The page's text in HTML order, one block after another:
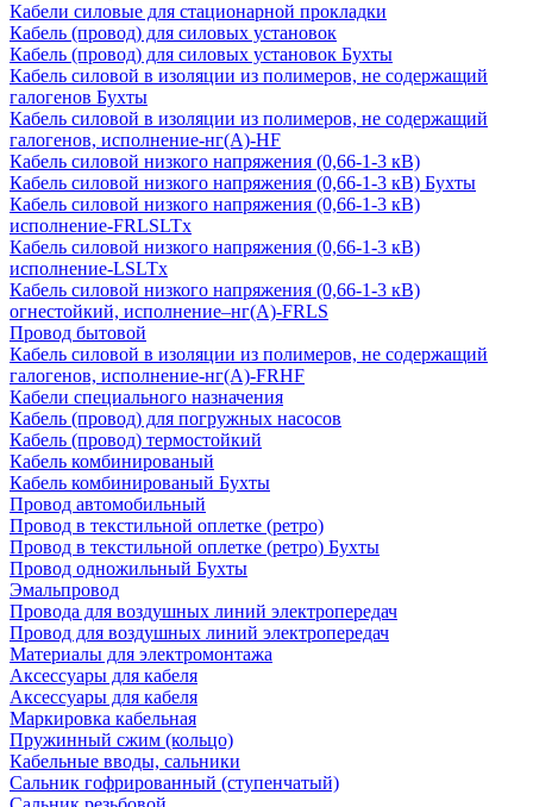
Кабели силовые для стационарной прокладки
Кабель (провод) для силовых установок
Кабель (провод) для силовых установок Бухты
Кабель силовой в изоляции из полимеров, не содержащий
галогенов Бухты
Кабель силовой в изоляции из полимеров, не содержащий
галогенов, исполнение-нг(А)-HF
Кабель силовой низкого напряжения (0,66-1-3 кВ)
Кабель силовой низкого напряжения (0,66-1-3 кВ) Бухты
Кабель силовой низкого напряжения (0,66-1-3 кВ)
исполнение-FRLSLTx
Кабель силовой низкого напряжения (0,66-1-3 кВ)
исполнение-LSLTx
Кабель силовой низкого напряжения (0,66-1-3 кВ)
огнестойкий, исполнение–нг(А)-FRLS
Провод бытовой
Кабель силовой в изоляции из полимеров, не содержащий
галогенов, исполнение-нг(А)-FRHF
Кабели специального назначения
Кабель (провод) для погружных насосов
Кабель (провод) термостойкий
Кабель комбинированый
Кабель комбинированый Бухты
Провод автомобильный
Провод в текстильной оплетке (ретро)
Провод в текстильной оплетке (ретро) Бухты
Провод одножильный Бухты
Эмальпровод
Провода для воздушных линий электропередач
Провод для воздушных линий электропередач
Материалы для электромонтажа
Аксессуары для кабеля
Аксессуары для кабеля
Маркировка кабельная
Пружинный сжим (кольцо)
Кабельные вводы, сальники
Сальник гофрированный (ступенчатый)